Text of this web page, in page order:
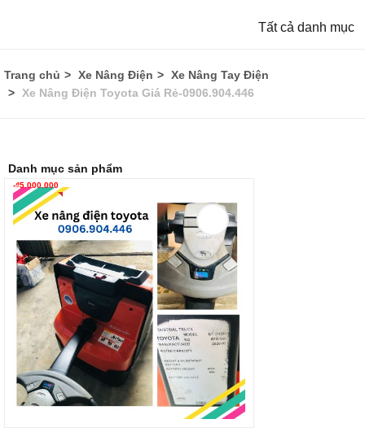
Tất cả danh mục
Trang chủ Xe Nâng Điện
Xe Nâng Tay Điện
Xe Nâng Điện Toyota Giá Rẻ-0906.904.446
Danh mục sản phẩm
-₫5.000.000